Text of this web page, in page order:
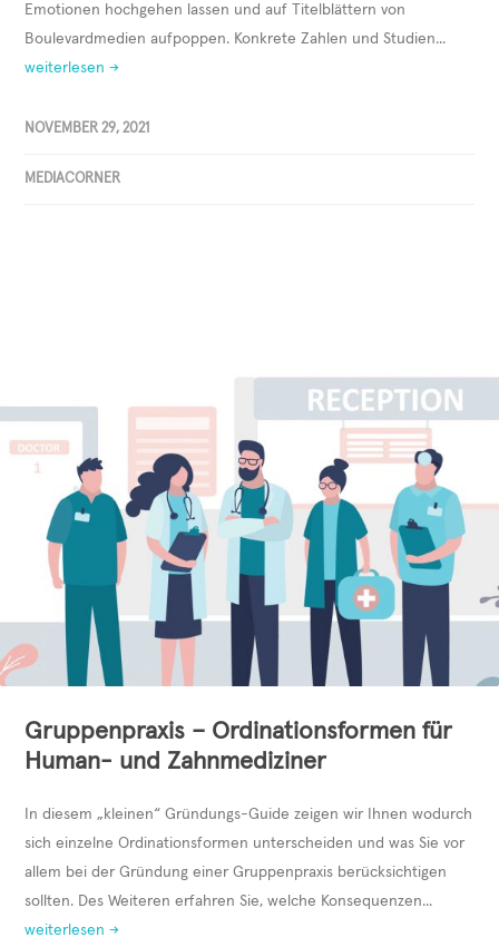
Emotionen hochgehen lassen und auf Titelblättern von
Boulevardmedien aufpoppen. Konkrete Zahlen und Studien...
weiterlesen →
NOVEMBER 29, 2021
MEDIACORNER
Gruppenpraxis – Ordinationsformen für
Human- und Zahnmediziner
In diesem „kleinen“ Gründungs-Guide zeigen wir Ihnen wodurch
sich einzelne Ordinationsformen unterscheiden und was Sie vor
allem bei der Gründung einer Gruppenpraxis berücksichtigen
sollten. Des Weiteren erfahren Sie, welche Konsequenzen...
weiterlesen →